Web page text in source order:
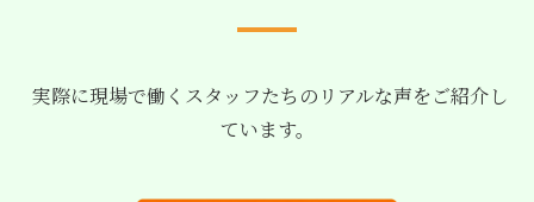
実際に現場で働くスタッフたちのリアルな声をご紹介し
ています。